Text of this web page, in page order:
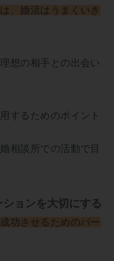
、婚活はうまくいき
想の相手との出会い
するためのポイント
相談所での活動で目
ョンを大切にする
功させるためのパー